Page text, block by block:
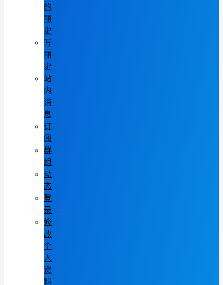
的
丽
史
写
丽
史
站
内
消
息
订
阅
群
组
动
态
登
录
修
改
个
人
资
料